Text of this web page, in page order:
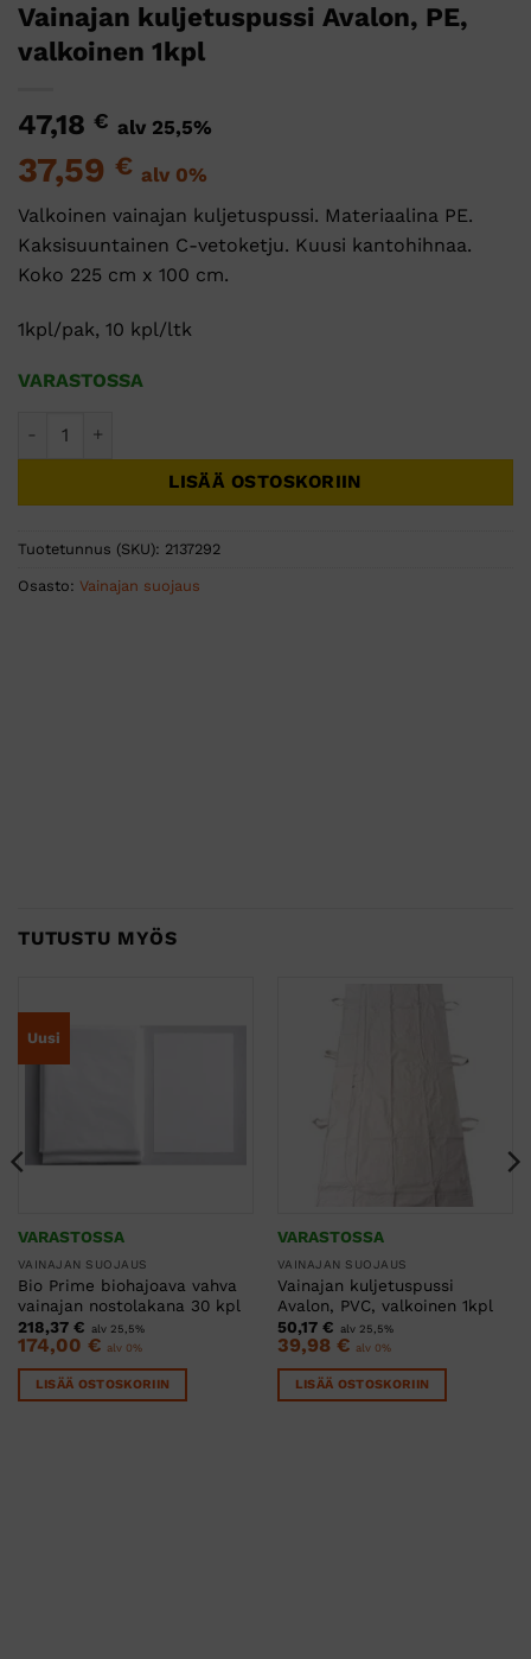
Vainajan kuljetuspussi Avalon, PE,
valkoinen 1kpl
47,18 € alv 25,5%
37,59 € alv 0%
Valkoinen vainajan kuljetuspussi. Materiaalina PE.
Kaksisuuntainen C-vetoketju. Kuusi kantohihnaa.
Koko 225 cm x 100 cm.
1kpl/pak, 10 kpl/ltk
VARASTOSSA
LISÄÄ OSTOSKORIIN
Tuotetunnus (SKU): 2137292
Osasto: Vainajan suojaus
TUTUSTU MYÖS
Uusi
VARASTOSSA
VAINAJAN SUOJAUS
Bio Prime biohajoava vahva
vainajan nostolakana 30 kpl
218,37 € alv 25,5%
174,00 € alv 0%
LISÄÄ OSTOSKORIIN
VARASTOSSA
VAINAJAN SUOJAUS
Vainajan kuljetuspussi
Avalon, PVC, valkoinen 1kpl
50,17 € alv 25,5%
39,98 € alv 0%
LISÄÄ OSTOSKORIIN